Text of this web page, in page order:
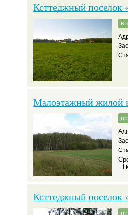
Коттеджный поселок
в
Малоэтажный жилой
I
Коттеджный поселок